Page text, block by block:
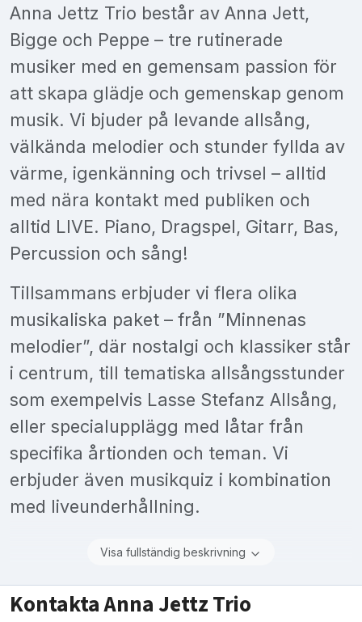
Anna Jettz Trio består av Anna Jett,
Bigge och Peppe – tre rutinerade
musiker med en gemensam passion för
att skapa glädje och gemenskap genom
musik. Vi bjuder på levande allsång,
välkända melodier och stunder fyllda av
värme, igenkänning och trivsel – alltid
med nära kontakt med publiken och
alltid LIVE. Piano, Dragspel, Gitarr, Bas,
Percussion och sång!
Tillsammans erbjuder vi flera olika
musikaliska paket – från ”Minnenas
melodier”, där nostalgi och klassiker står
i centrum, till tematiska allsångsstunder
som exempelvis Lasse Stefanz Allsång,
eller specialupplägg med låtar från
specifika årtionden och teman. Vi
erbjuder även musikquiz i kombination
med liveunderhållning.
Visa fullständig beskrivning
Kontakta Anna Jettz Trio